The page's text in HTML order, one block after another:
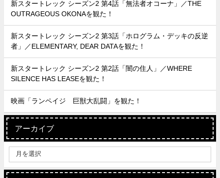
新スタートレック シーズン2 第4話「無法者オコーナ」／THE
OUTRAGEOUS OKONAを観た！
新スタートレック シーズン2 第3話「ホログラム・デッキの反逆
者」／ELEMENTARY, DEAR DATAを観た！
新スタートレック シーズン2 第2話「闇の住人」／WHERE
SILENCE HAS LEASEを観た！
映画「ランペイジ 巨獣大乱闘」を観た！
アーカイブ